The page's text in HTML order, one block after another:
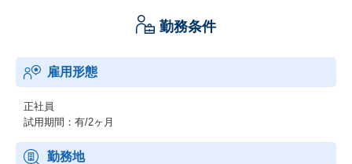
勤務条件
雇用形態
正社員
試用期間：有/2ヶ月
勤務地